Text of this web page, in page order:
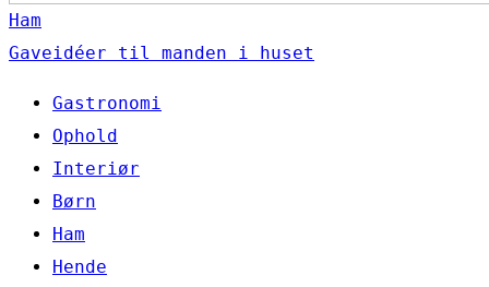
Ham
Gaveidéer til manden i huset
Gastronomi
Ophold
Interiør
Børn
Ham
Hende